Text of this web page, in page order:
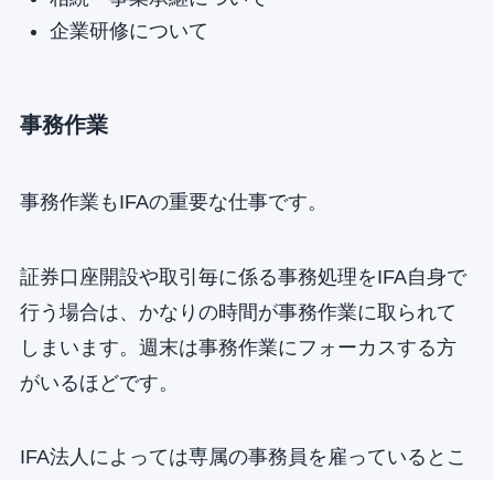
企業研修について
事務作業
事務作業もIFAの重要な仕事です。
証券口座開設や取引毎に係る事務処理をIFA自身で
行う場合は、かなりの時間が事務作業に取られて
しまいます。週末は事務作業にフォーカスする方
がいるほどです。
IFA法人によっては専属の事務員を雇っているとこ